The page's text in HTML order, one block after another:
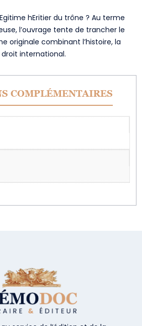
hEritier du trône ? Au terme
l’ouvrage tente de trancher le
originale combinant l’histoire, la
international.
COMPLÉMENTAIRES